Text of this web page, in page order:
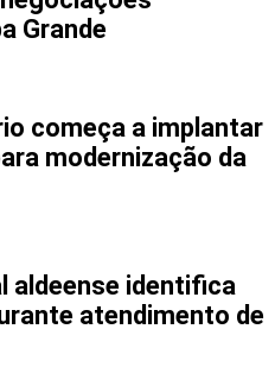
Grande
começa a implantar
modernização da
aldeense identifica
atendimento de